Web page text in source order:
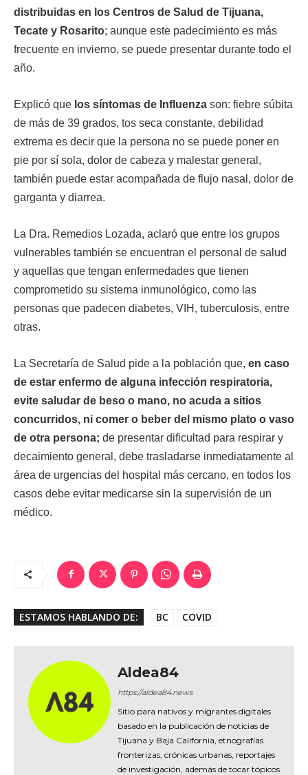
distribuidas en los Centros de Salud de Tijuana,
Tecate y Rosarito; aunque este padecimiento es más
frecuente en invierno, se puede presentar durante todo el
año.
Explicó que los síntomas de Influenza son: fiebre súbita
de más de 39 grados, tos seca constante, debilidad
extrema es decir que la persona no se puede poner en
pie por sí sola, dolor de cabeza y malestar general,
también puede estar acompañada de flujo nasal, dolor de
garganta y diarrea.
La Dra. Remedios Lozada, aclaró que entre los grupos
vulnerables también se encuentran el personal de salud
y aquellas que tengan enfermedades que tienen
comprometido su sistema inmunológico, como las
personas que padecen diabetes, VIH, tuberculosis, entre
otras.
La Secretaría de Salud pide a la población que, en caso
de estar enfermo de alguna infección respiratoria,
evite saludar de beso o mano, no acuda a sitios
concurridos, ni comer o beber del mismo plato o vaso
de otra persona; de presentar dificultad para respirar y
decaimiento general, debe trasladarse inmediatamente al
área de urgencias del hospital más cercano, en todos los
casos debe evitar medicarse sin la supervisión de un
médico.
ESTAMOS HABLANDO DE: BC COVID
Aldea84
https://aldea84.news
Sitio para nativos y migrantes digitales
basado en la publicación de noticias de
Tijuana y Baja California, etnografías
fronterizas, crónicas urbanas, reportajes
de investigación, además de tocar tópicos